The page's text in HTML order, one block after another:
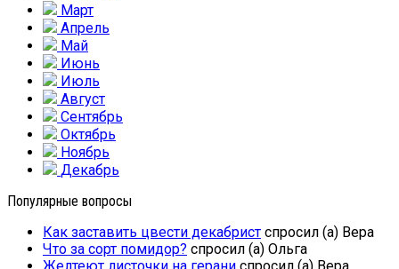
Март
Апрель
Май
Июнь
Июль
Август
Сентябрь
Октябрь
Ноябрь
Декабрь
Популярные вопросы
Как заставить цвести декабрист спросил (а) Вера
Что за сорт помидор? спросил (а) Ольга